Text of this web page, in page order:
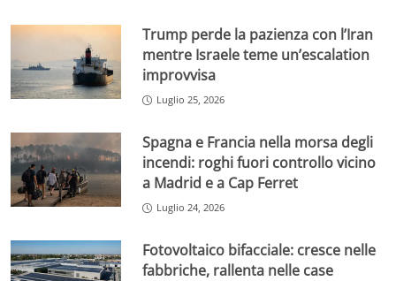
Trump perde la pazienza con l’Iran
mentre Israele teme un’escalation
improvvisa
Luglio 25, 2026
Spagna e Francia nella morsa degli
incendi: roghi fuori controllo vicino
a Madrid e a Cap Ferret
Luglio 24, 2026
Fotovoltaico bifacciale: cresce nelle
fabbriche, rallenta nelle case